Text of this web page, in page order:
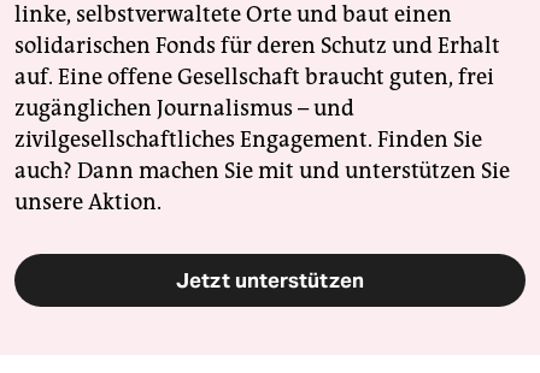
linke, selbstverwaltete Orte und baut einen
solidarischen Fonds für deren Schutz und Erhalt
auf. Eine offene Gesellschaft braucht guten, frei
zugänglichen Journalismus – und
zivilgesellschaftliches Engagement. Finden Sie
auch? Dann machen Sie mit und unterstützen Sie
unsere Aktion.
Jetzt unterstützen